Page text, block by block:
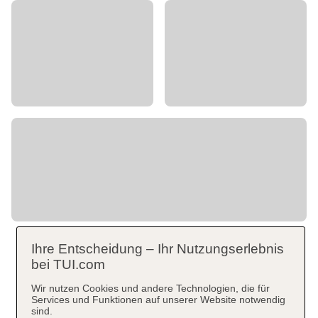
Ihre Entscheidung – Ihr Nutzungserlebnis
bei TUI.com
Wir nutzen Cookies und andere Technologien, die für
Services und Funktionen auf unserer Website notwendig
sind.